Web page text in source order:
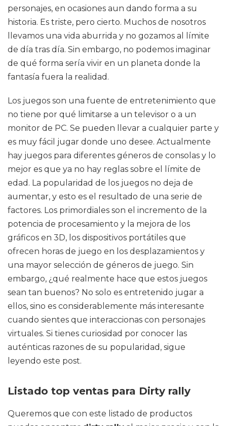
personajes, en ocasiones aun dando forma a su
historia. Es triste, pero cierto. Muchos de nosotros
llevamos una vida aburrida y no gozamos al límite
de día tras día. Sin embargo, no podemos imaginar
de qué forma sería vivir en un planeta donde la
fantasía fuera la realidad.
Los juegos son una fuente de entretenimiento que
no tiene por qué limitarse a un televisor o a un
monitor de PC. Se pueden llevar a cualquier parte y
es muy fácil jugar donde uno desee. Actualmente
hay juegos para diferentes géneros de consolas y lo
mejor es que ya no hay reglas sobre el límite de
edad. La popularidad de los juegos no deja de
aumentar, y esto es el resultado de una serie de
factores. Los primordiales son el incremento de la
potencia de procesamiento y la mejora de los
gráficos en 3D, los dispositivos portátiles que
ofrecen horas de juego en los desplazamientos y
una mayor selección de géneros de juego. Sin
embargo, ¿qué realmente hace que estos juegos
sean tan buenos? No solo es entretenido jugar a
ellos, sino es considerablemente más interesante
cuando sientes que interaccionas con personajes
virtuales. Si tienes curiosidad por conocer las
auténticas razones de su popularidad, sigue
leyendo este post.
Listado top ventas para Dirty rally
Queremos que con este listado de productos